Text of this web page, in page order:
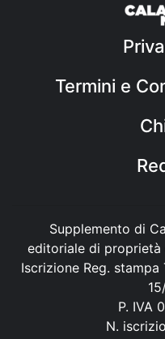
Termini e
Supplemento di
editoriale di
Iscrizione Reg.
P. IVA
N.